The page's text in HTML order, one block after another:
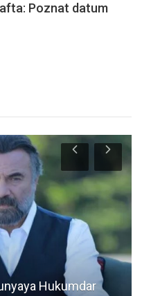
Poznat datum
Hukumdar